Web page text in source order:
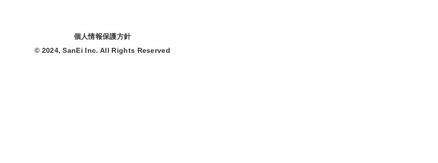
個人情報保護方針
© 2024, SanEi Inc. All Rights Reserved